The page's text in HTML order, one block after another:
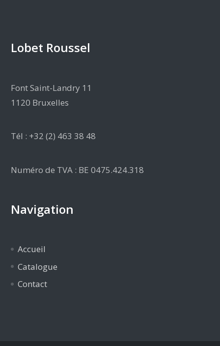
Lobet Roussel
Font Saint-Landry 11
1120 Bruxelles
Tél : +32 (2) 463 38 48
Numéro de TVA : BE 0475.424.318
Navigation
Accueil
Catalogue
Contact